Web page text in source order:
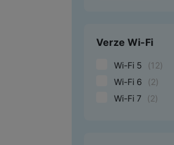
2800 x 1260
Verze Wi-Fi
Wi-Fi 5 (12)
Wi-Fi 6
(2)
Wi-Fi 7
(2)